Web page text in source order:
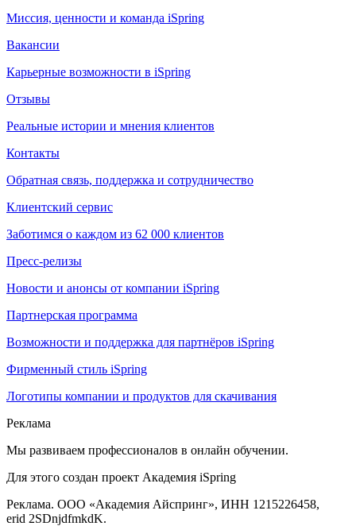
Миссия, ценности и команда iSpring
Вакансии
Карьерные возможности в iSpring
Отзывы
Реальные истории и мнения клиентов
Контакты
Обратная связь, поддержка и сотрудничество
Клиентский сервис
Заботимся о каждом из 62 000 клиентов
Пресс-релизы
Новости и анонсы от компании iSpring
Партнерская программа
Возможности и поддержка для партнёров iSpring
Фирменный стиль iSpring
Логотипы компании и продуктов для скачивания
Реклама
Мы развиваем профессионалов в онлайн обучении.
Для этого создан проект Академия iSpring
Реклама. ООО «Академия Айспринг», ИНН 1215226458,
erid 2SDnjdfmkdK.